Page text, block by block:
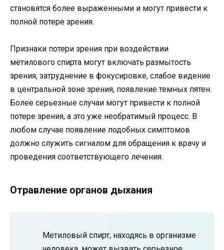
становятся более выраженными и могут привести к
полной потере зрения.
Признаки потери зрения при воздействии
метилового спирта могут включать размытость
зрения, затруднение в фокусировке, слабое видение
в центральной зоне зрения, появление темных пятен.
Более серьезные случаи могут привести к полной
потере зрения, а это уже необратимый процесс. В
любом случае появление подобных симптомов
должно служить сигналом для обращения к врачу и
проведения соответствующего лечения.
Отравление органов дыхания
Метиловый спирт, находясь в организме